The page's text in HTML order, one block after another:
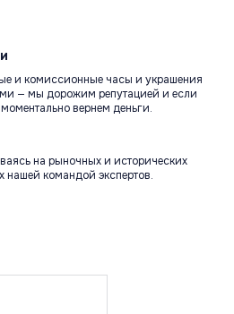
и комиссионные часы и украшения
— мы дорожим репутацией и если
вернем деньги.
на рыночных и исторических
нашей командой экспертов.